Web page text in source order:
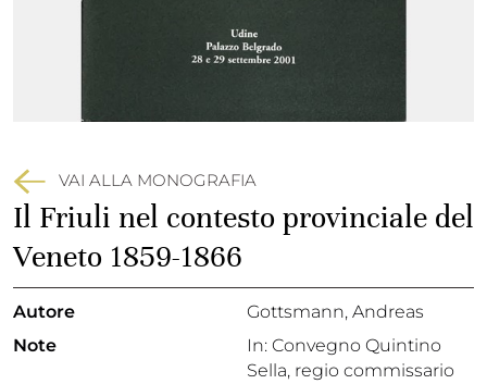
VAI ALLA MONOGRAFIA
Il Friuli nel contesto provinciale del
Veneto 1859-1866
Autore
Gottsmann, Andreas
Note
In: Convegno Quintino
Sella, regio commissario